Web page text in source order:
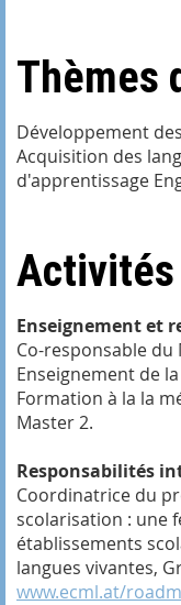
Thèmes
Développement
Acquisition des
d'apprentissage
Activités
Enseignement et
Co-responsable du
Enseignement de
Formation à la la
Master 2.
Responsabilités
Coordinatrice du
scolarisation : une
établissements
langues vivantes,
www.ecml.at/